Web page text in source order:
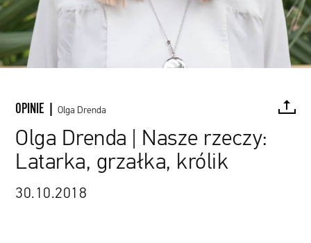
OPINIE | Olga Drenda
Olga Drenda | Nasze rzeczy:
Latarka, grzałka, królik
30.10.2018